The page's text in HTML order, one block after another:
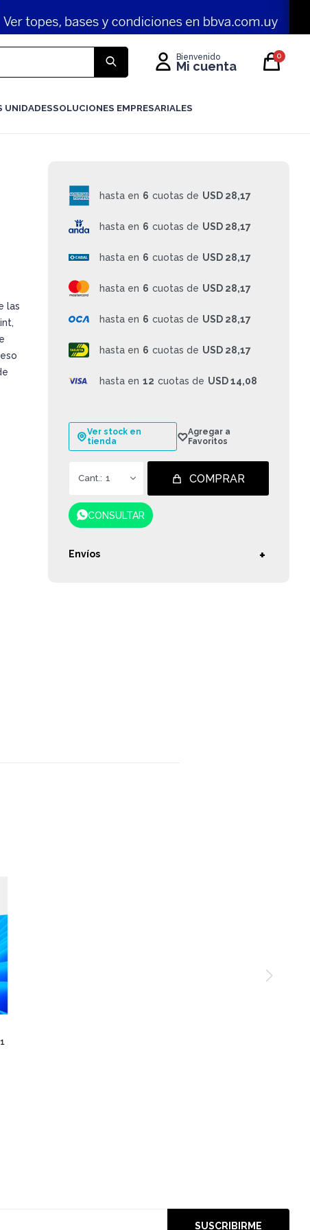
UNIDADESSOLUCIONES EMPRESARIALES
0
las
hasta en 6 cuotas de USD 28,17
hasta en 6 cuotas de USD 28,17
hasta en 6 cuotas de USD 28,17
hasta en 6 cuotas de USD 28,17
hasta en 6 cuotas de USD 28,17
hasta en 6 cuotas de USD 28,17
hasta en 12 cuotas de USD 14,08
Ver stock en
tienda
1 COMPRAR
CONSULTAR
Envíos
SUSCRIBIRME